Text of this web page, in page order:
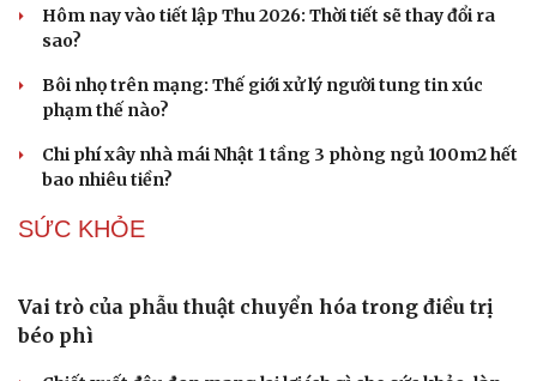
Hôm nay vào tiết lập Thu 2026: Thời tiết sẽ thay đổi ra
sao?
Bôi nhọ trên mạng: Thế giới xử lý người tung tin xúc
phạm thế nào?
Chi phí xây nhà mái Nhật 1 tầng 3 phòng ngủ 100m2 hết
bao nhiêu tiền?
SỨC KHỎE